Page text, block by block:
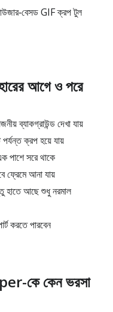
GIF ক্রপ টুল
আগে ও পরে
ব্যাকগ্রাউন্ড দেখা যায়
ক্রপ হয়ে যায়
পাশে সরে থাকে
ফ্রেমে আনা যায়
হাতে আছে শুধু নরমাল
করতে পারবেন
কে কেন ভরসা